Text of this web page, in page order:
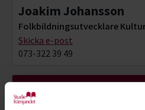
Joakim Johansson
Folkbildningsutvecklare
Skicka e-post
073-322 39 49